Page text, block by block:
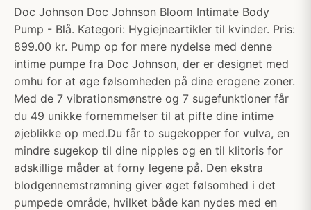
Doc Johnson Doc Johnson Bloom Intimate Body
Pump - Blå. Kategori: Hygiejneartikler til kvinder. Pris:
899.00 kr. Pump op for mere nydelse med denne
intime pumpe fra Doc Johnson, der er designet med
omhu for at øge følsomheden på dine erogene zoner.
Med de 7 vibrationsmønstre og 7 sugefunktioner får
du 49 unikke fornemmelser til at pifte dine intime
øjeblikke op med.Du får to sugekopper for vulva, en
mindre sugekop til dine nipples og en til klitoris for
adskillige måder at forny legene på. Den ekstra
blodgennemstrømning giver øget følsomhed i det
pumpede område, hvilket både kan nydes med en